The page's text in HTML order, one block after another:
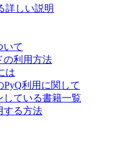
詳しい説明
いて
の利用方法
は
PyQ利用に関して
している書籍一覧
する方法